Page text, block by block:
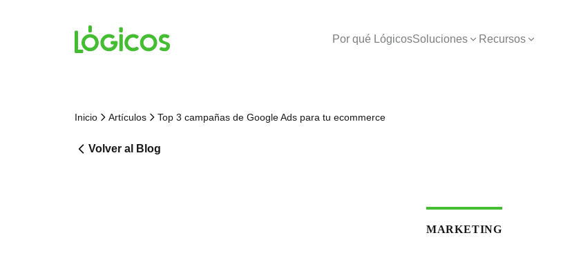
Por qué LógicosSoluciones Recursos
Inicio Artículos Top 3 campañas de Google Ads para tu ecommerce
Volver al Blog
MARKETING